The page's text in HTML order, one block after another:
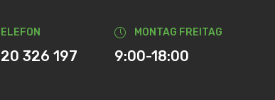
326 197
MONTAG FREITAG
9:00-18:00